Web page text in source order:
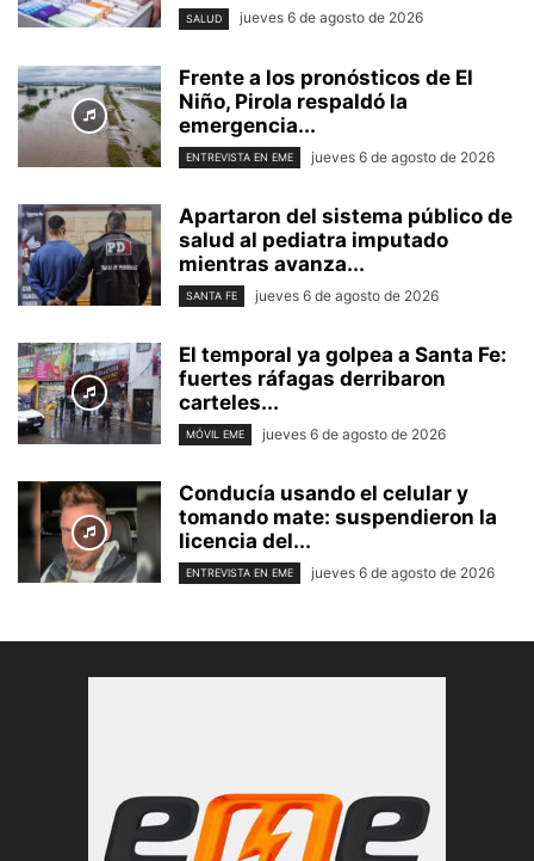
SALUD jueves 6 de agosto de 2026
Frente a los pronósticos de El
Niño, Pirola respaldó la
emergencia...
ENTREVISTA EN EME jueves 6 de agosto de 2026
Apartaron del sistema público de
salud al pediatra imputado
mientras avanza...
SANTA FE jueves 6 de agosto de 2026
El temporal ya golpea a Santa Fe:
fuertes ráfagas derribaron
carteles...
MÓVIL EME jueves 6 de agosto de 2026
Conducía usando el celular y
tomando mate: suspendieron la
licencia del...
ENTREVISTA EN EME jueves 6 de agosto de 2026